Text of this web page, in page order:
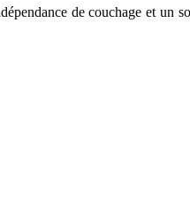
de couchage et un